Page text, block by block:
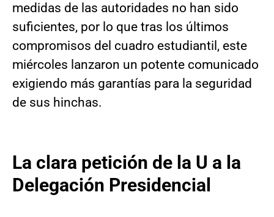
medidas de las autoridades no han sido
suficientes, por lo que tras los últimos
compromisos del cuadro estudiantil, este
miércoles lanzaron un potente comunicado
exigiendo más garantías para la seguridad
de sus hinchas.
La clara petición de la U a la
Delegación Presidencial